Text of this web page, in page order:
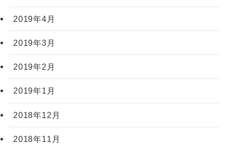
2019年4月
2019年3月
2019年2月
2019年1月
2018年12月
2018年11月